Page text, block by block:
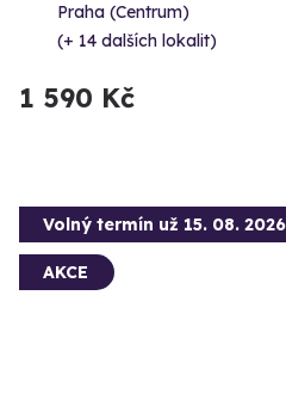
Praha (Centrum)
(+ 14 dalších lokalit)
1 590 Kč
Volný termín už 15. 08. 2026
AKCE